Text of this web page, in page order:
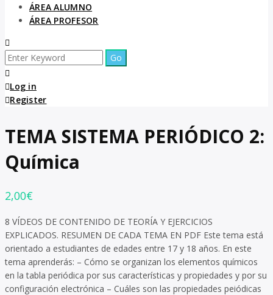
ÁREA ALUMNO
ÁREA PROFESOR
Search
for:
Log in
Register
TEMA SISTEMA PERIÓDICO 2:
Química
2,00€
8 VÍDEOS DE CONTENIDO DE TEORÍA Y EJERCICIOS
EXPLICADOS. RESUMEN DE CADA TEMA EN PDF Este tema está
orientado a estudiantes de edades entre 17 y 18 años. En este
tema aprenderás: – Cómo se organizan los elementos químicos
en la tabla periódica por sus características y propiedades y por su
configuración electrónica – Cuáles son las propiedades peiódicas